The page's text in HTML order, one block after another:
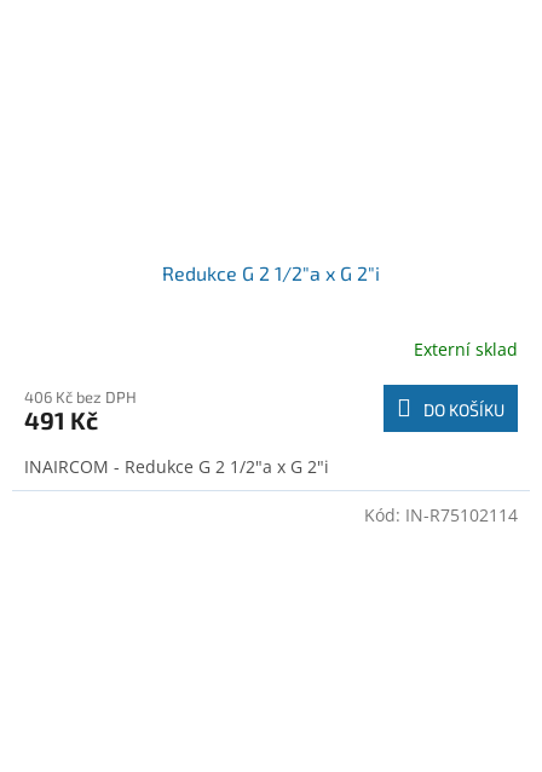
Redukce G 2 1/2"a x G 2"i
Externí sklad
406 Kč bez DPH
491 Kč DO KOŠÍKU
INAIRCOM - Redukce G 2 1/2"a x G 2"i
Kód: IN-R75102114